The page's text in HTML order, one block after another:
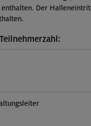
enthalten. Der